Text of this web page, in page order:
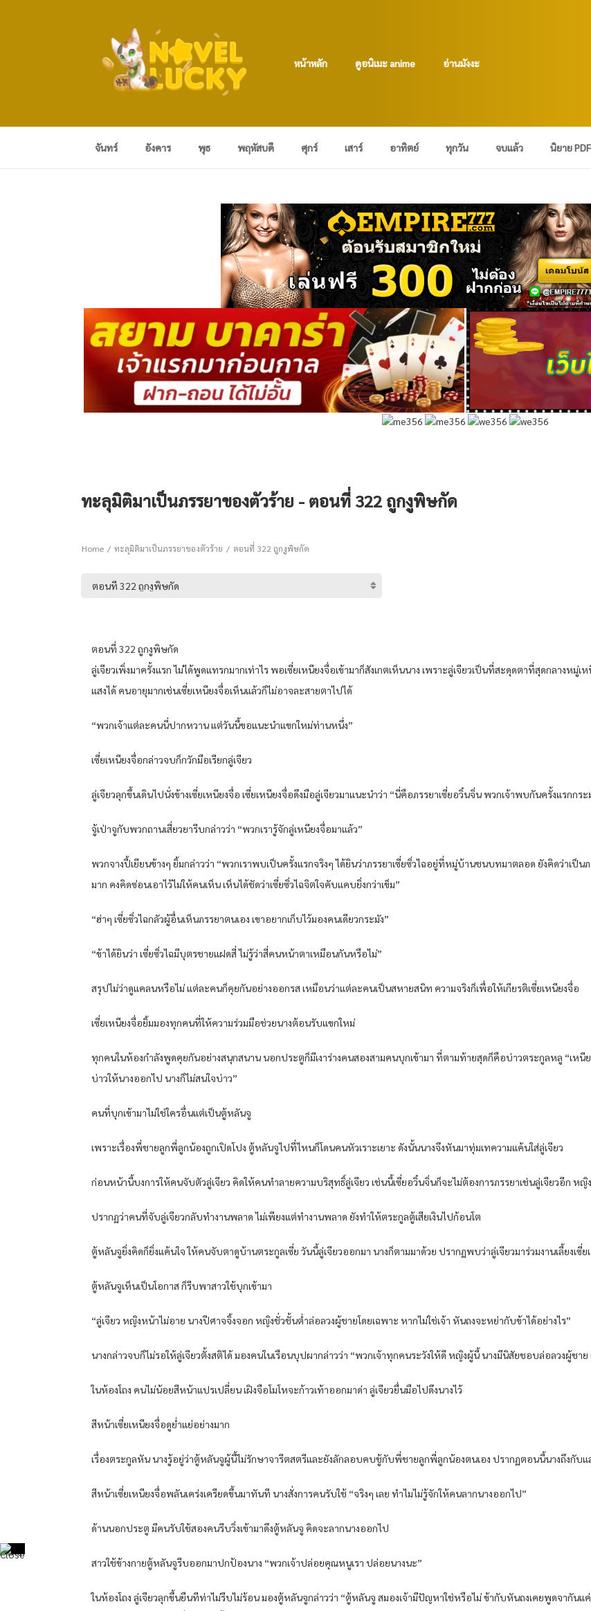
หน้าหลัก ดูอนิเมะ anime อ่านมังงะ
จันทร์ อังคาร พุธ พฤหัสบดี ศุกร์ เสาร์ อาทิตย์ ทุกวัน จบแล้ว นิยาย PDF
ทะลุมิติมาเป็นภรรยาของตัวร้าย - ตอนที่ 322 ถูกงูพิษกัด
Home ทะลุมิติมาเป็นภรรยาของตัวร้าย ตอนที่ 322 ถูกงูพิษกัด
ตอนที่ 322 ถูกงูพิษกัด
ลู่เจียวเพิ่งมาครั้งแรก ไม่ได้พูดแทรกมากเท่าไร พอเซี่ยเหนียงจื่อเข้ามาก็สังเกตเห็นนาง เพราะลู่เจียวเป็นที่สะดุดตาที่สุดกลางหมู่
แสงได้ คนอายุมากเช่นเซี่ยเหนียงจื่อเห็นแล้วก็ไม่อาจละสายตาไปได้
“พวกเจ้าแต่ละคนนี่ปากหวาน แต่วันนี้ขอแนะนำแขกใหม่ท่านหนึ่ง”
เซี่ยเหนียงจื่อกล่าวจบก็กวักมือเรียกลู่เจียว
ลู่เจียวลุกขึ้นเดินไปนั่งข้างเซี่ยเหนียงจื่อ เซี่ยเหนียงจื่อดึงมือลู่เจียวมาแนะนำว่า “นี่คือภรรยาเซี่ยอวิ๋นจิ่น พวกเจ้าพบกันครั้งแรกกระ
จู้เป่าจูกับพวกถานเสี่ยวยารีบกล่าวว่า “พวกเรารู้จักลู่เหนียงจื่อมาแล้ว”
พวกจางปี้เยียนข้างๆ ยิ้มกล่าวว่า “พวกเราพบเป็นครั้งแรกจริงๆ ได้ยินว่าภรรยาเซี่ยซิ่วไฉอยู่ที่หมู่บ้านชนบทมาตลอด ยังคิดว่าเ
มาก คงคิดซ่อนเอาไว้ไม่ให้คนเห็น เห็นได้ชัดว่าเซี่ยซิ่วไฉจิตใจคับแคบยิ่งกว่าเข็ม”
“ฮ่าๆ เซี่ยซิ่วไฉกลัวผู้อื่นเห็นภรรยาตนเอง เขาอยากเก็บไว้มองคนเดียวกระมัง”
“ข้าได้ยินว่า เซี่ยซิ่วไฉมีบุตรชายแฝดสี่ ไม่รู้ว่าสี่คนหน้าตาเหมือนกันหรือไม่”
สรุปไม่ว่าดูแคลนหรือไม่ แต่ละคนก็คุยกันอย่างออกรส เหมือนว่าแต่ละคนเป็นสหายสนิท ความจริงก็เพื่อให้เกียรติเซี่ยเหนียงจื่อ
เซี่ยเหนียงจื่อยิ้มมองทุกคนที่ให้ความร่วมมือช่วยนางต้อนรับแขกใหม่
ทุกคนในห้องกำลังพูดคุยกันอย่างสนุกสนาน นอกประตูก็มีเงาร่างคนสองสามคนบุกเข้ามา ที่ตามท้ายสุดก็คือบ่าวตระกูลหลู “เหนี
บ่าวให้นางออกไป นางก็ไม่สนใจบ่าว”
คนที่บุกเข้ามาไม่ใช่ใครอื่นแต่เป็นตู้หลันจู
เพราะเรื่องพี่ชายลูกพี่ลูกน้องถูกเปิดโปง ตู้หลันจูไปที่ไหนก็โดนคนหัวเราะเยาะ ดังนั้นนางจึงหันมาทุ่มเทความแค้นใส่ลู่เจียว
ก่อนหน้านี้บงการให้คนจับตัวลู่เจียว คิดให้คนทำลายความบริสุทธิ์ลู่เจียว เช่นนี้เซี่ยอวิ๋นจิ่นก็จะไม่ต้องการภรรยาเช่นลู่เจียวอีก ห
ปรากฏว่าคนที่จับลู่เจียวกลับทำงานพลาด ไม่เพียงแต่ทำงานพลาด ยังทำให้ตระกูลตู้เสียเงินไปก้อนโต
ตู้หลันจูยิ่งคิดก็ยิ่งแค้นใจ ให้คนจับตาดูบ้านตระกูลเซี่ย วันนี้ลู่เจียวออกมา นางก็ตามมาด้วย ปรากฏพบว่าลู่เจียวมาร่วมงานเลี้ยงเ
ตู้หลันจูเห็นเป็นโอกาส ก็รีบพาสาวใช้บุกเข้ามา
“ลู่เจียว หญิงหน้าไม่อาย นางปีศาจจิ้งจอก หญิงชั่วชั้นต่ำล่อลวงผู้ชายโดยเฉพาะ หากไม่ใช่เจ้า หันถงจะหย่ากับข้าได้อย่างไร”
นางกล่าวจบก็ไม่รอให้ลู่เจียวตั้งสติได้ มองคนในเรือนบุปผากล่าวว่า “พวกเจ้าทุกคนระวังให้ดี หญิงผู้นี้ นางมีนิสัยชอบล่อลวงผู้ชา
ในห้องโถง คนไม่น้อยสีหน้าแปรเปลี่ยน เฝิงจือโมโหจะก้าวเท้าออกมาด่า ลู่เจียวยื่นมือไปดึงนางไว้
สีหน้าเซี่ยเหนียงจื่อดูย่ำแย่อย่างมาก
เรื่องตระกูลหัน นางรู้อยู่ว่าตู้หลันจูผู้นี้ไม่รักษาจารีตสตรีและยังลักลอบคบชู้กับพี่ชายลูกพี่ลูกน้องตนเอง ปรากฏตอนนี้นางถึงกับ
สีหน้าเซี่ยเหนียงจื่อพลันเคร่งเครียดขึ้นมาทันที นางสั่งการคนรับใช้ “จริงๆ เลย ทำไมไม่รู้จักให้คนลากนางออกไป”
ด้านนอกประตู มีคนรับใช้สองคนรีบวิ่งเข้ามาดึงตู้หลันจู คิดจะลากนางออกไป
สาวใช้ข้างกายตู้หลันจูรีบออกมาปกป้องนาง “พวกเจ้าปล่อยคุณหนูเรา ปล่อยนางนะ”
ในห้องโถง ลู่เจียวลุกขึ้นยืนทีท่าไม่รีบไม่ร้อน มองตู้หลันจูกล่าวว่า “ตู้หลันจู สมองเจ้ามีปัญหาใช่หรือไม่ ข้ากับหันถงเคยพูดจากันแ